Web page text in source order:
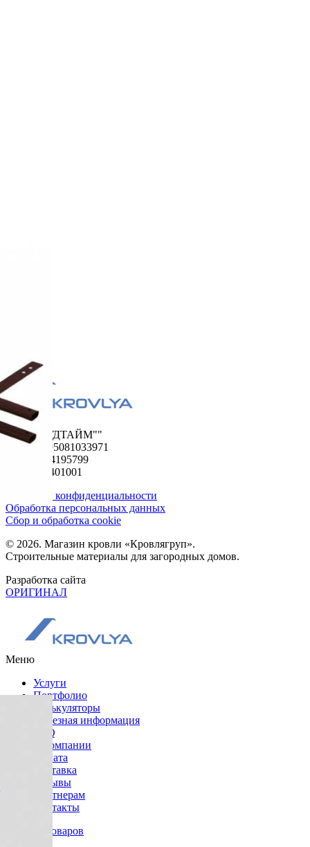
ООО "ФУДТАЙМ""
ОГРН 1195081033971
ИНН 5024195799
КПП 502401001
Политика конфиденциальности
Обработка персональных данных
Сбор и обработка cookie
© 2026. Магазин кровли «Кровлягруп».
Строительные материалы для загородных домов.
Разработка сайта
ОРИГИНАЛ
Меню
Услуги
Портфолио
Калькуляторы
Полезная информация
FAQ
О компании
Оплата
Доставка
Отзывы
Партнерам
Контакты
Каталог товаров